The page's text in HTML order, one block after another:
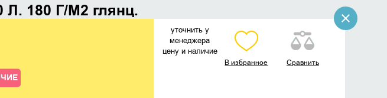
Л. 180 Г/М2 глянц.
уточнить у
менеджера
цену и наличие
В избранное Сравнить